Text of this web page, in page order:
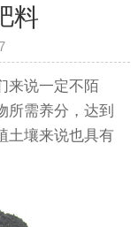
料
来说一定不陌
所需养分，达到
土壤来说也具有